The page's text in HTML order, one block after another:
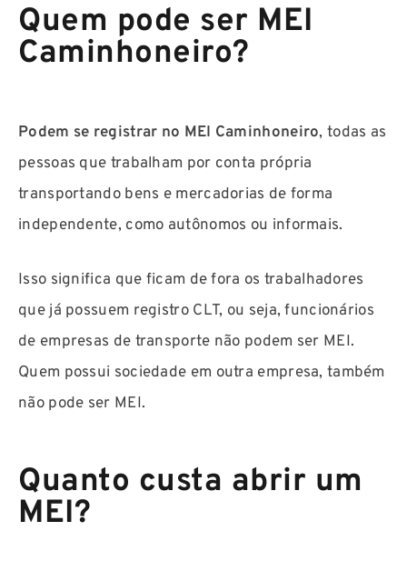
Quem pode ser MEI
Caminhoneiro?
Podem se registrar no MEI Caminhoneiro, todas as
pessoas que trabalham por conta própria
transportando bens e mercadorias de forma
independente, como autônomos ou informais.
Isso significa que ficam de fora os trabalhadores
que já possuem registro CLT, ou seja, funcionários
de empresas de transporte não podem ser MEI.
Quem possui sociedade em outra empresa, também
não pode ser MEI.
Quanto custa abrir um
MEI?